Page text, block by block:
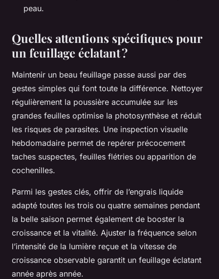
peau.
Quelles attentions spécifiques pour
un feuillage éclatant ?
Maintenir un beau feuillage passe aussi par des
gestes simples qui font toute la différence. Nettoyer
régulièrement la poussière accumulée sur les
grandes feuilles optimise la photosynthèse et réduit
les risques de parasites. Une inspection visuelle
hebdomadaire permet de repérer précocement
taches suspectes, feuilles flétries ou apparition de
cochenilles.
Parmi les gestes clés, offrir de l’engrais liquide
adapté toutes les trois ou quatre semaines pendant
la belle saison permet également de booster la
croissance et la vitalité. Ajuster la fréquence selon
l’intensité de la lumière reçue et la vitesse de
croissance observable garantit un feuillage éclatant
année après année.